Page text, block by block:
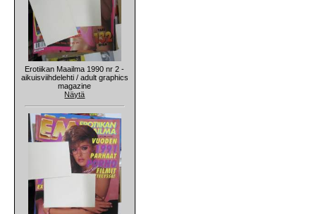
Erotiikan Maailma 1990 nr 2 -
aikuisviihdelehti / adult graphics
magazine
Näytä